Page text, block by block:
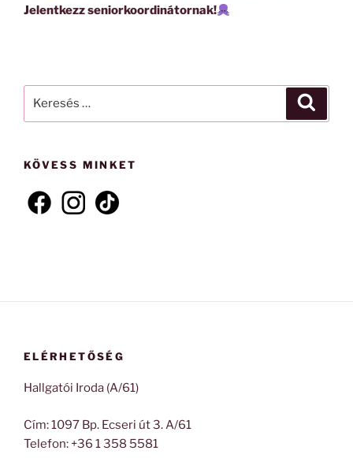
Jelentkezz seniorkoordinátornak!
KÖVESS MINKET
ELÉRHETŐSÉG
Hallgatói Iroda (A/61)
Cím: 1097 Bp. Ecseri út 3. A/61
Telefon: +36 1 358 5581